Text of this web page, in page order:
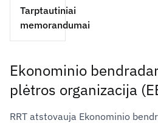
Tarptautiniai
memorandumai
Ekonominio
plėtros organizacija
RRT atstovauja Ekonominio